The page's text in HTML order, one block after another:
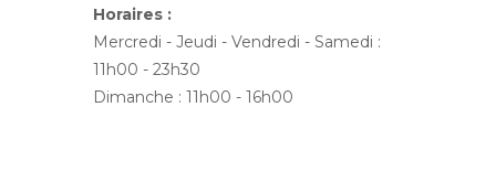
Horaires :
Mercredi - Jeudi - Vendredi - Samedi :
11h00 - 23h30
Dimanche : 11h00 - 16h00